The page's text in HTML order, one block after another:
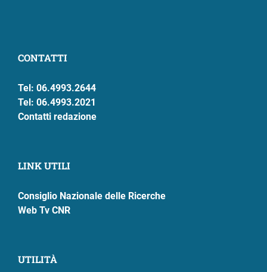
CONTATTI
Tel: 06.4993.2644
Tel: 06.4993.2021
Contatti redazione
LINK UTILI
Consiglio Nazionale delle Ricerche
Web Tv CNR
UTILITÀ